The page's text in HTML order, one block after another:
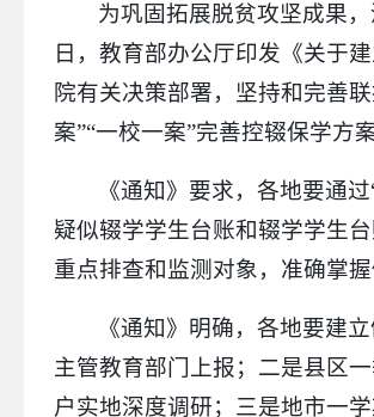
脱贫攻坚
扶贫政策措施
扶贫项目资金
环境保护
国资国企
防范化解金融风险
社会信用体系
优化服务
应急管理
涉农补贴
为巩固拓展脱贫攻坚成果
日，教育部办公厅印发《关于
院有关决策部署，坚持和完善
案”“一校一案”完善控辍保学方
《通知》要求，各地要通
疑似辍学学生台账和辍学学生
重点排查和监测对象，准确掌
《通知》明确，各地要建
主管教育部门上报；二是县区
户实地深度调研；三是地市一